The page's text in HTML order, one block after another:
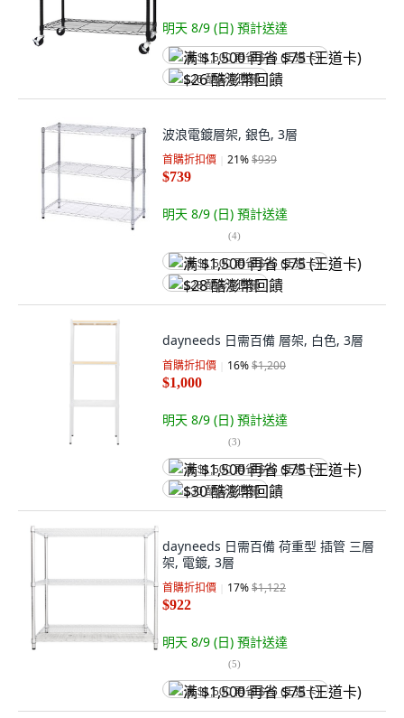
明天 8/9 (日) 預計送達
满 $1,500 再省 $75 (王道卡)
$26 酷澎幣回饋
波浪電鍍層架, 銀色, 3層
首購折扣價 21%$939
$739
明天 8/9 (日) 預計送達
(4)
满 $1,500 再省 $75 (王道卡)
$28 酷澎幣回饋
dayneeds 日需百備 層架, 白色, 3層
首購折扣價 16%$1,200
$1,000
明天 8/9 (日) 預計送達
(3)
满 $1,500 再省 $75 (王道卡)
$30 酷澎幣回饋
dayneeds 日需百備 荷重型 插管 三層
架, 電鍍, 3層
首購折扣價 17%$1,122
$922
明天 8/9 (日) 預計送達
(5)
满 $1,500 再省 $75 (王道卡)